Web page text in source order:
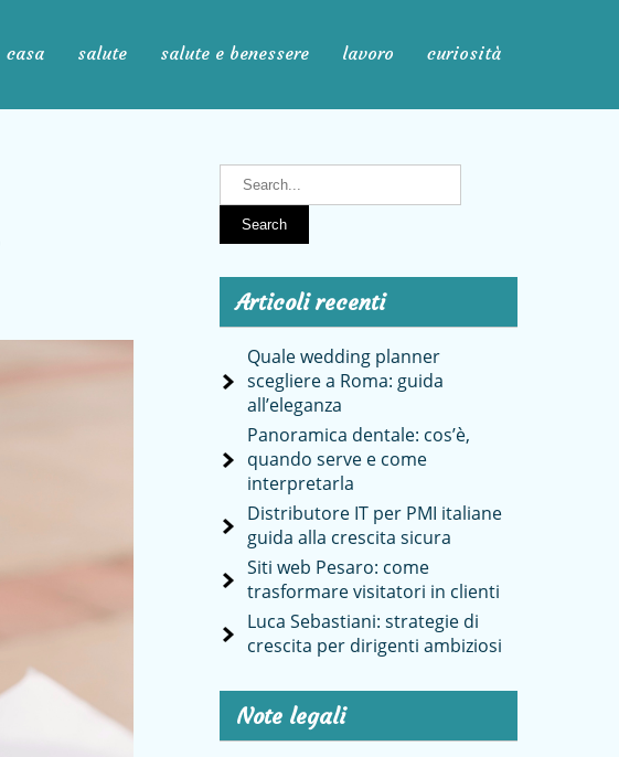
casa salute salute e benessere lavoro curiosità
Articoli recenti
Quale wedding planner
scegliere a Roma: guida
all’eleganza
Panoramica dentale: cos’è,
quando serve e come
interpretarla
Distributore IT per PMI italiane
guida alla crescita sicura
Siti web Pesaro: come
trasformare visitatori in clienti
Luca Sebastiani: strategie di
crescita per dirigenti ambiziosi
Note legali